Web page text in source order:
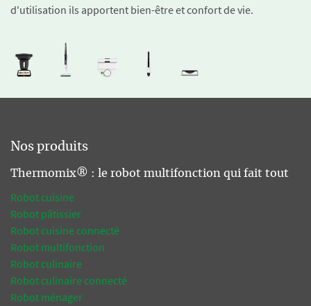
d'utilisation ils apportent bien-être et confort de vie.
Nos produits
Thermomix® : le robot multifonction qui fait tout
Robot cuisine
Robot pâtissier
Robot cuisine connecté
Robot multifonction
Robot culinaire
Robot culinaire connecté
Robot ménager